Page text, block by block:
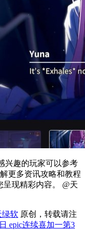
兴趣的玩家可以参考
更多资讯攻略和教程
现精彩内容。 @天
绿软 原创，转载请注
epic连续喜加一第3